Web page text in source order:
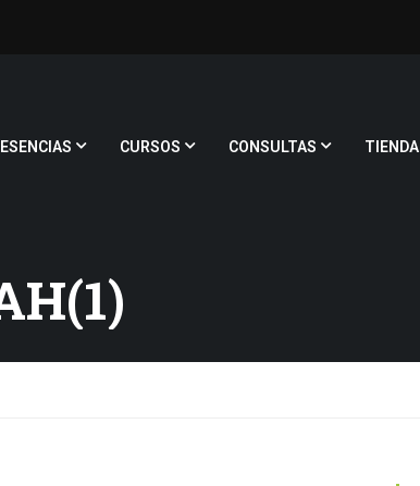
ESENCIAS CURSOS CONSULTAS TIENDA